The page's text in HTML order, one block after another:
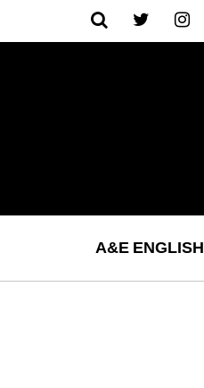
A&EENGLISH